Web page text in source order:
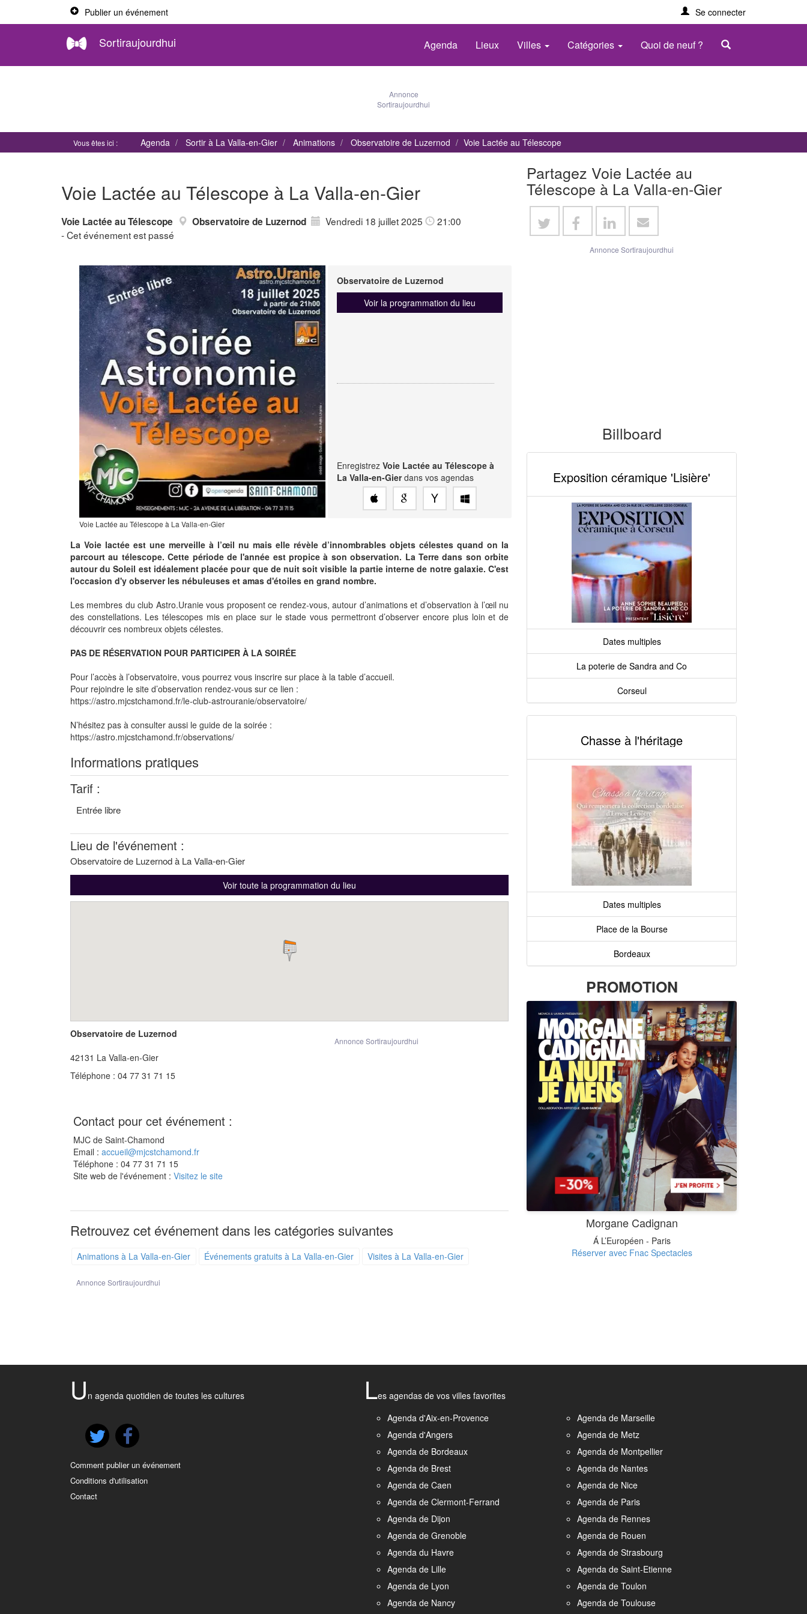
Publier un événement Se connecter
Sortiraujourdhui Agenda Lieux Villes Catégories Quoi de neuf ?
Annonce
Sortiraujourdhui
Vous êtes ici : Agenda Sortir à La Valla-en-Gier Animations Observatoire de Luzernod Voie Lactée au Télescope
Voie Lactée au Télescope à La Valla-en-Gier
Voie Lactée au Télescope Observatoire de Luzernod Vendredi 18 juillet 2025
21:00
- Cet événement est passé
Voie Lactée au Télescope à La Valla-en-Gier
Observatoire de Luzernod
Voir la programmation du lieu
Enregistrez Voie Lactée au Télescope à
La Valla-en-Gierdans vos agendas
La Voie lactée est une merveille à l’œil nu mais elle révèle d’innombrables objets célestes quand on la
parcourt au télescope. Cette période de l'année est propice à son observation. La Terre dans son orbite
autour du Soleil est idéalement placée pour que de nuit soit visible la partie interne de notre galaxie. C'est
l'occasion d'y observer les nébuleuses et amas d'étoiles en grand nombre.
Les membres du club Astro.Uranie vous proposent ce rendez-vous, autour d’animations et d’observation à l’œil nu
des constellations. Les télescopes mis en place sur le stade vous permettront d’observer encore plus loin et de
découvrir ces nombreux objets célestes.
PAS DE RÉSERVATION POUR PARTICIPER À LA SOIRÉE
Pour l’accès à l’observatoire, vous pourrez vous inscrire sur place à la table d’accueil.
Pour rejoindre le site d’observation rendez-vous sur ce lien :
https://astro.mjcstchamond.fr/le-club-astrouranie/observatoire/
N’hésitez pas à consulter aussi le guide de la soirée :
https://astro.mjcstchamond.fr/observations/
Informations pratiques
Tarif :
Entrée libre
Lieu de l'événement :
Observatoire de Luzernod à La Valla-en-Gier
Voir toute la programmation du lieu
Annonce Sortiraujourdhui
Observatoire de Luzernod
42131 La Valla-en-Gier
Téléphone : 04 77 31 71 15
Contact pour cet événement :
MJC de Saint-Chamond
Email : accueil@mjcstchamond.fr
Téléphone : 04 77 31 71 15
Site web de l'événement : Visitez le site
Retrouvez cet événement dans les catégories suivantes
Animations à La Valla-en-Gier Événements gratuits à La Valla-en-Gier Visites à La Valla-en-Gier
Annonce Sortiraujourdhui
Partagez Voie Lactée au
Télescope à La Valla-en-Gier
Annonce Sortiraujourdhui
Billboard
Exposition céramique 'Lisière'
Dates multiples
La poterie de Sandra and Co
Corseul
Chasse à l'héritage
Dates multiples
Place de la Bourse
Bordeaux
PROMOTION
Morgane Cadignan
Á L’Européen - Paris
Réserver avec Fnac Spectacles
U n agenda quotidien de toutes les cultures
Comment publier un événement
Conditions d'utilisation
Contact
Les agendas de vos villes favorites
Agenda d'Aix-en-Provence
Agenda d'Angers
Agenda de Bordeaux
Agenda de Brest
Agenda de Caen
Agenda de Clermont-Ferrand
Agenda de Dijon
Agenda de Grenoble
Agenda du Havre
Agenda de Lille
Agenda de Lyon
Agenda de Nancy
Agenda de Marseille
Agenda de Metz
Agenda de Montpellier
Agenda de Nantes
Agenda de Nice
Agenda de Paris
Agenda de Rennes
Agenda de Rouen
Agenda de Strasbourg
Agenda de Saint-Etienne
Agenda de Toulon
Agenda de Toulouse